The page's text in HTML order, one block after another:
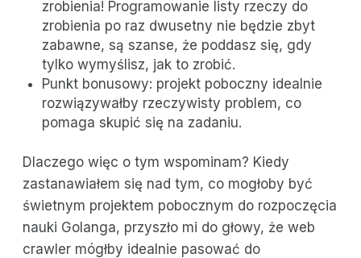
zrobienia! Programowanie listy rzeczy do
zrobienia po raz dwusetny nie będzie zbyt
zabawne, są szanse, że poddasz się, gdy
tylko wymyślisz, jak to zrobić.
Punkt bonusowy: projekt poboczny idealnie
rozwiązywałby rzeczywisty problem, co
pomaga skupić się na zadaniu.
Dlaczego więc o tym wspominam? Kiedy
zastanawiałem się nad tym, co mogłoby być
świetnym projektem pobocznym do rozpoczęcia
nauki Golanga, przyszło mi do głowy, że web
crawler mógłby idealnie pasować do